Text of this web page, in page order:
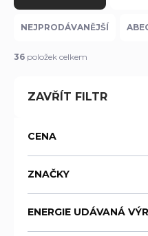
z
e
í
NEJPRODÁVANĚJŠÍ
36 položek celkem
ZAVŘÍT FILTR
CENA
ZNAČKY
ENERGIE UDÁVANÁ